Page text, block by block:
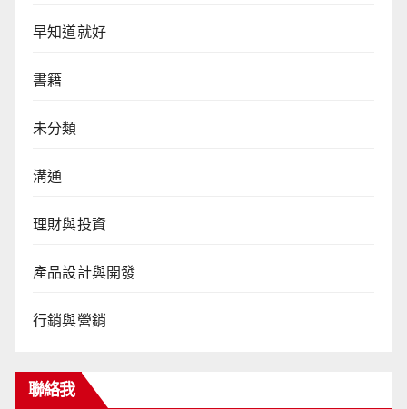
早知道就好
書籍
未分類
溝通
理財與投資
產品設計與開發
行銷與營銷
聯絡我